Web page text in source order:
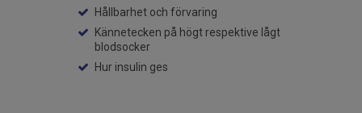
Hållbarhet och förvaring
Kännetecken på högt respektive lågt
blodsocker
Hur insulin ges